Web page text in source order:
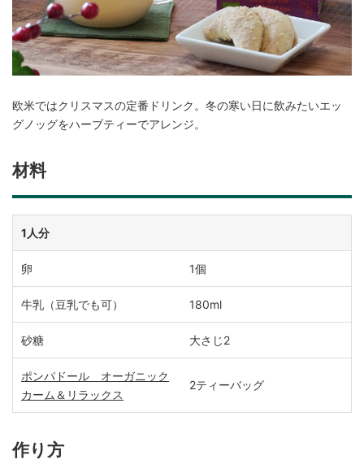
欧米ではクリスマスの定番ドリンク。冬の寒い日に飲みたいエッ
グノッグをハーブティーでアレンジ。
材料
1人分
卵 1個
牛乳（豆乳でも可） 180ml
砂糖 大さじ2
ポンパドール オーガニック
カーム＆リラックス
2ティーバッグ
作り方